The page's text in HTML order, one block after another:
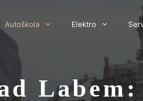
Autoškola Elektro